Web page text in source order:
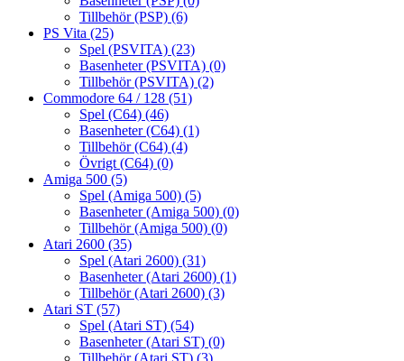
Tillbehör (PSP) (6)
PS Vita (25)
Spel (PSVITA) (23)
Basenheter (PSVITA) (0)
Tillbehör (PSVITA) (2)
Commodore 64 / 128 (51)
Spel (C64) (46)
Basenheter (C64) (1)
Tillbehör (C64) (4)
Övrigt (C64) (0)
Amiga 500 (5)
Spel (Amiga 500) (5)
Basenheter (Amiga 500) (0)
Tillbehör (Amiga 500) (0)
Atari 2600 (35)
Spel (Atari 2600) (31)
Basenheter (Atari 2600) (1)
Tillbehör (Atari 2600) (3)
Atari ST (57)
Spel (Atari ST) (54)
Basenheter (Atari ST) (0)